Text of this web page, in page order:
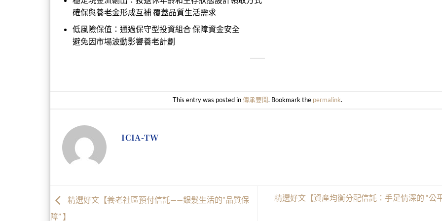
確保與養老金形成互補覆蓋品質生活需求
低風險保值：通過保守型投資組合保障資金安全
避免因市場波動影響養老計劃
This entry was posted in傳承要聞. Bookmark the permalink.
ICIA-TW
精選好文【養老社區預付信託——銀髮生活的”品質保
障” 】
精選好文【資產均衡分配信託：手足情深的 “公